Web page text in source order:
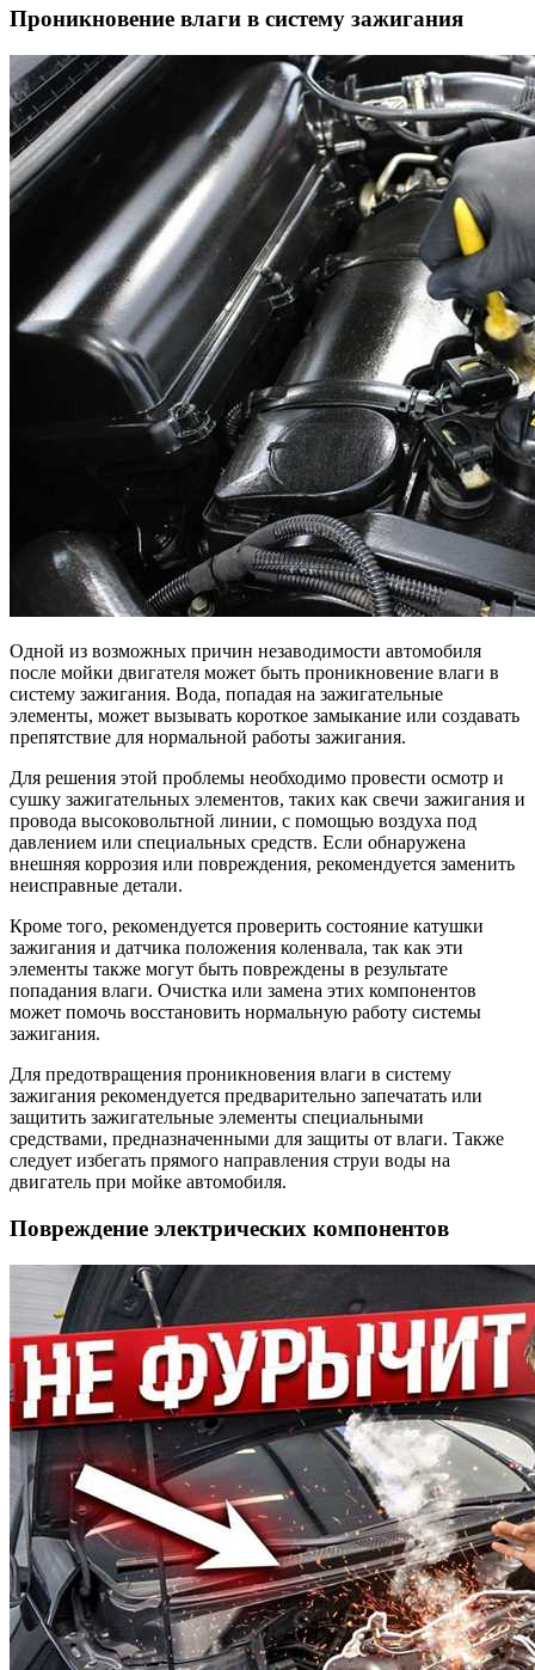
Проникновение влаги в систему зажигания
Одной из возможных причин незаводимости автомобиля
после мойки двигателя может быть проникновение влаги в
систему зажигания. Вода, попадая на зажигательные
элементы, может вызывать короткое замыкание или создавать
препятствие для нормальной работы зажигания.
Для решения этой проблемы необходимо провести осмотр и
сушку зажигательных элементов, таких как свечи зажигания и
провода высоковольтной линии, с помощью воздуха под
давлением или специальных средств. Если обнаружена
внешняя коррозия или повреждения, рекомендуется заменить
неисправные детали.
Кроме того, рекомендуется проверить состояние катушки
зажигания и датчика положения коленвала, так как эти
элементы также могут быть повреждены в результате
попадания влаги. Очистка или замена этих компонентов
может помочь восстановить нормальную работу системы
зажигания.
Для предотвращения проникновения влаги в систему
зажигания рекомендуется предварительно запечатать или
защитить зажигательные элементы специальными
средствами, предназначенными для защиты от влаги. Также
следует избегать прямого направления струи воды на
двигатель при мойке автомобиля.
Повреждение электрических компонентов